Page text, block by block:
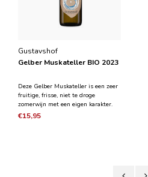
Gustavshof
Gelber Muskateller BIO 2023
Deze Gelber Muskateller is een zeer
fruitige, frisse, niet te droge
zomerwijn met een eigen karakter.
Hij heeft het typische, intense
€15,95